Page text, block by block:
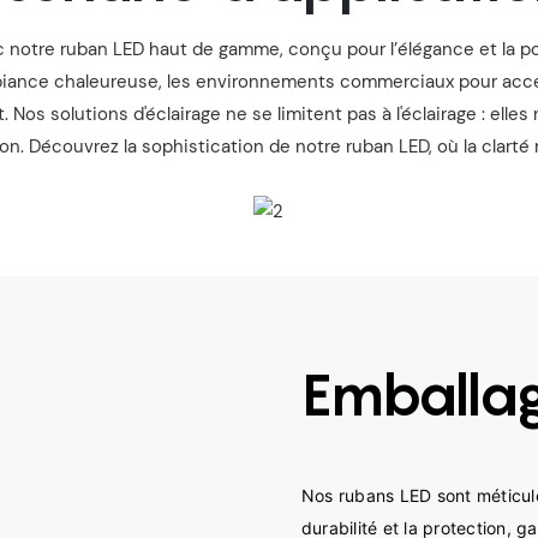
ruban LED haut de gamme, conçu pour l’élégance et la
chaleureuse, les environnements commerciaux pour
solutions d'éclairage ne se limitent pas à l'éclairage :
Découvrez la sophistication de notre ruban LED, où la
Nos rubans LED sont
durabilité et la protection,